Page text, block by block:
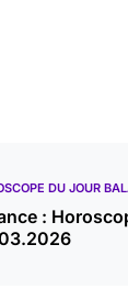
DU JOUR
: